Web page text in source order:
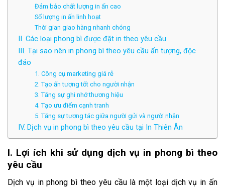
Đảm bảo chất lượng in ấn cao
Số lượng in ấn linh hoạt
Thời gian giao hàng nhanh chóng
II. Các loại phong bì được đặt in theo yêu cầu
III. Tại sao nên in phong bì theo yêu cầu ấn tượng, độc
đáo
1. Công cụ marketing giá rẻ
2. Tạo ấn tượng tốt cho người nhận
3. Tăng sự ghi nhớ thương hiệu
4. Tạo ưu điểm cạnh tranh
5. Tăng sự tương tác giữa người gửi và người nhận
IV. Dịch vụ in phong bì theo yêu cầu tại In Thiên Ân
I. Lợi ích khi sử dụng dịch vụ in phong bì theo
yêu cầu
Dịch vụ in phong bì theo yêu cầu là một loại dịch vụ in ấn